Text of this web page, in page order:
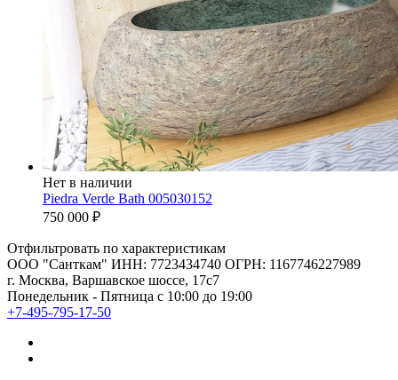
Нет в наличии
Piedra Verde Bath 005030152
750 000 ₽
Отфильтровать по характеристикам
ООО "Санткам" ИНН: 7723434740 ОГРН: 1167746227989
г. Москва, Варшавское шоссе, 17с7
Понедельник - Пятница с 10:00 до 19:00
+7-495-795-17-50